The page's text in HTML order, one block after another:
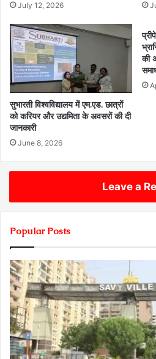
July 12, 2026
सुभारती विश्वविद्यालय में एम.एड. छात्रों
को करियर और उद्यमिता के अवसरों की दी
जानकारी
June 8, 2026
की
Leave a
Popular Posts